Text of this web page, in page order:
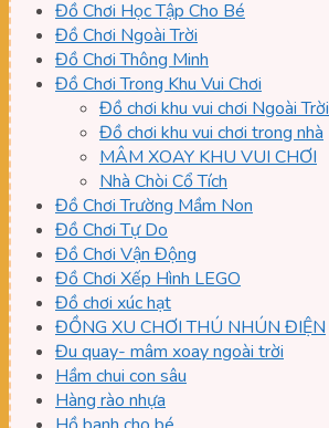
Đồ Chơi Học Tập Cho Bé
Đồ Chơi Ngoài Trời
Đồ Chơi Thông Minh
Đồ Chơi Trong Khu Vui Chơi
Đồ chơi khu vui chơi Ngoài Trời
Đồ chơi khu vui chơi trong nhà
MÂM XOAY KHU VUI CHƠI
Nhà Chòi Cổ Tích
Đồ Chơi Trường Mầm Non
Đồ Chơi Tự Do
Đồ Chơi Vận Động
Đồ Chơi Xếp Hình LEGO
Đồ chơi xúc hạt
ĐỒNG XU CHƠI THÚ NHÚN ĐIỆN
Đu quay- mâm xoay ngoài trời
Hầm chui con sâu
Hàng rào nhựa